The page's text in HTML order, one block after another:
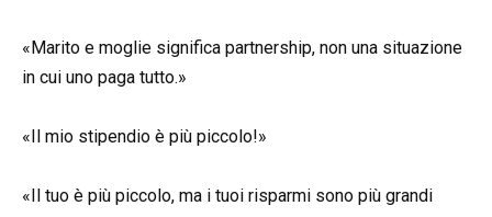
«Marito e moglie significa partnership, non una situazione
in cui uno paga tutto.»
«Il mio stipendio è più piccolo!»
«Il tuo è più piccolo, ma i tuoi risparmi sono più grandi